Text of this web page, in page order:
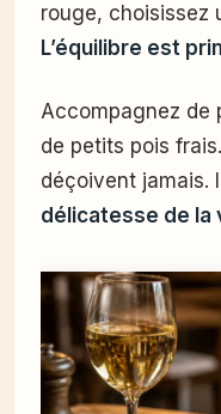
rouge, choisissez
L’équilibre est
Accompagnez de
de petits pois
déçoivent jamais.
délicatesse de la